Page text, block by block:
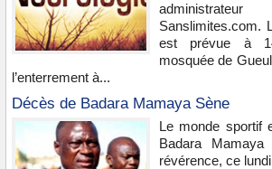
Sanslimites.com.
est prévue à
mosquée de
l’enterrement à...
Décès de Badara Mamaya Sène
Le monde sportif
Badara
révérence, ce